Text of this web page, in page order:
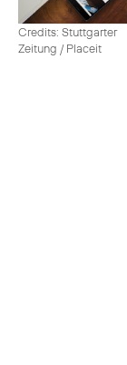
Credits: Stuttgarter
Zeitung / Placeit